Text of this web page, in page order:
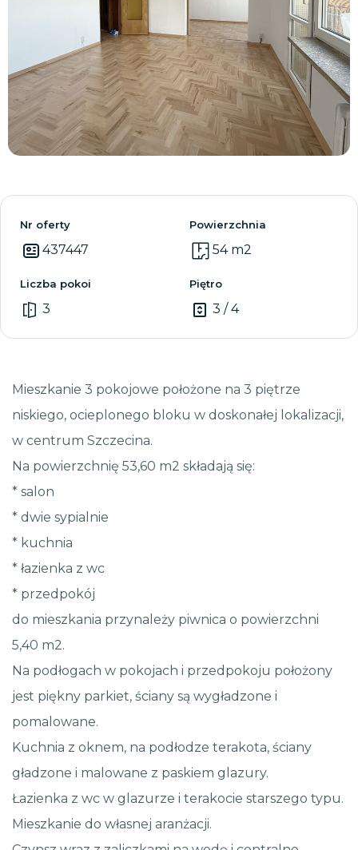
Zobacz wszystkie
Nr oferty
437447
Powierzchnia
54 m2
Liczba pokoi
3
Piętro
3 / 4
Mieszkanie 3 pokojowe położone na 3 piętrze
niskiego, ocieplonego bloku w doskonałej lokalizacji,
w centrum Szczecina.
Na powierzchnię 53,60 m2 składają się:
* salon
* dwie sypialnie
* kuchnia
* łazienka z wc
* przedpokój
do mieszkania przynależy piwnica o powierzchni
5,40 m2.
Na podłogach w pokojach i przedpokoju położony
jest piękny parkiet, ściany są wygładzone i
pomalowane.
Kuchnia z oknem, na podłodze terakota, ściany
gładzone i malowane z paskiem glazury.
Łazienka z wc w glazurze i terakocie starszego typu.
Mieszkanie do własnej aranżacji.